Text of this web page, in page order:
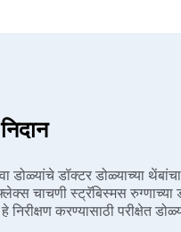
डोळ्यांचे डॉक्टर डोळ्याच्या
रिफ्लेक्स चाचणी स्ट्रॅबिस्मस
हे निरीक्षण करण्यासाठी परीक्षेत